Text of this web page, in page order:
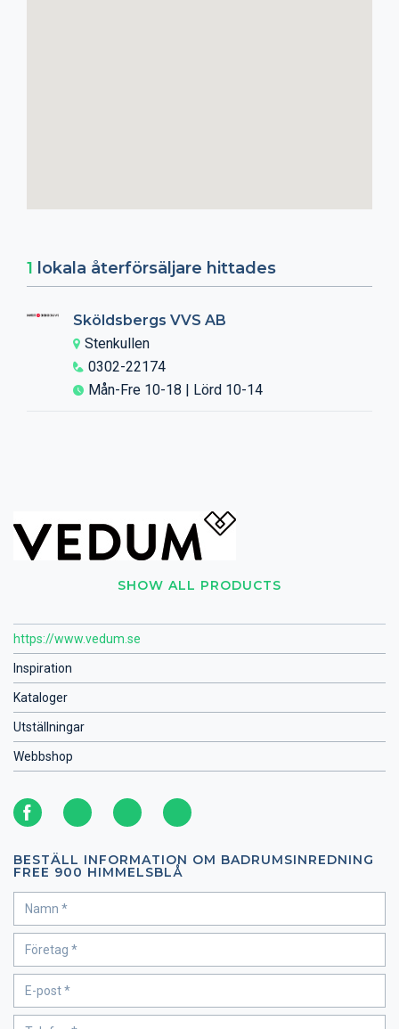
SHOW ALL PRODUCTS
https://www.vedum.se
Inspiration
Kataloger
Utställningar
Webbshop
BESTÄLL INFORMATION OM BADRUMSINREDNING
FREE 900 HIMMELSBLÅ
1 lokala återförsäljare hittades
Sköldsbergs VVS AB
Stenkullen
0302-22174
Mån-Fre 10-18 | Lörd 10-14